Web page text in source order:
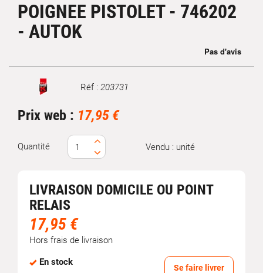
POIGNEE PISTOLET - 746202
- AUTOK
Marque Réf : 203731
Prix web : 17,95 €
Quantité Vendu : unité
LIVRAISON DOMICILE OU POINT
RELAIS
17,95 €
Hors frais de livraison
En stock
Se faire livrer